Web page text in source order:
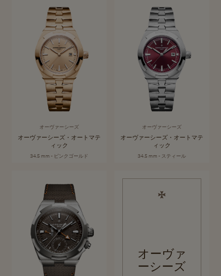
オーヴァーシーズ
現代的でエレガントかつリラックスした魅力をまとう「オーヴァーシー
ズ」コレクションは、どんな冒険にも力強く寄り添います。卓越した複
雑機構を防水性ケースに収めたタイムピースは、美しい外観のみなら
ず、優れた実用性を兼ね備えています。
コレクションを見る
オーヴァーシーズ
オーヴァーシーズ・オートマテ
ィック
34.5 mm - ピンクゴールド
オーヴァーシーズ
オーヴァーシーズ・オートマテ
ィック
34.5 mm - スティール
オーヴァ
ーシーズ